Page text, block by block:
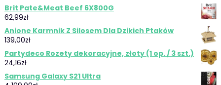
Brit Pate&Meat Beef 6X800G
62,99zł
Anione Karmnik Z Silosem Dla Dzikich Ptaków
139,00zł
Partydeco Rozety dekoracyjne, złoty (1 op. / 3 szt.)
24,16zł
Samsung Galaxy S21 Ultra